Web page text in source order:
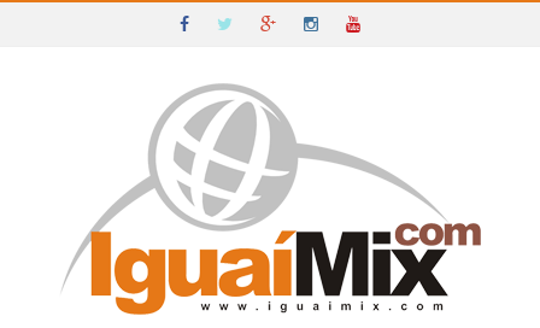
IGUAÍ E SUDOESTE DA BAHIA